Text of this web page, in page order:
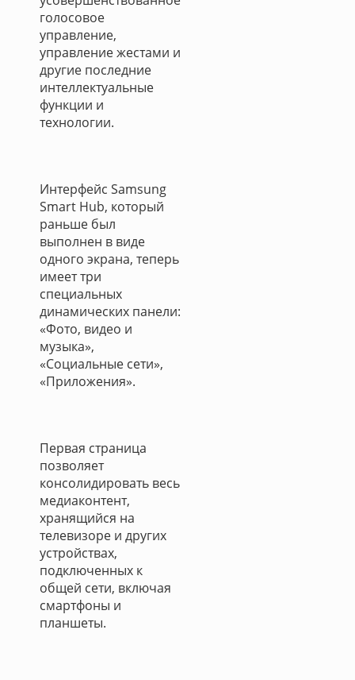
голосовое
управление,
управление жестами и
другие последние
интеллектуальные
функции и
технологии.
Интерфейс Samsung
Smart Hub, который
раньше был
выполнен в виде
одного экрана, теперь
имеет три
специальных
динамических панели:
«Фото, видео и
музыка»,
«Социальные сети»,
«Приложения».
Первая страница
позволяет
консолидировать весь
медиаконтент,
хранящийся на
телевизоре и других
устройствах,
подключенных к
общей сети, включая
смартфоны и
планшеты.